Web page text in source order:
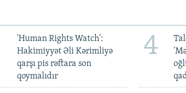
'Human Rights Watch':
Hakimiyyət Əli Kərimliyə
qarşı pis rəftara son
qoymalıdır
4